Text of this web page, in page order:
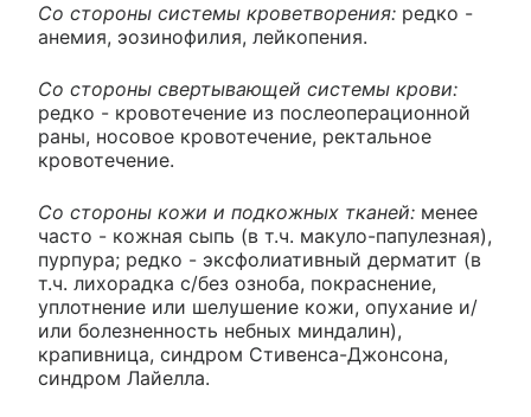
Со стороны системы кроветворения: редко -
анемия, эозинофилия, лейкопения.
Со стороны свертывающей системы крови:
редко - кровотечение из послеоперационной
раны, носовое кровотечение, ректальное
кровотечение.
Со стороны кожи и подкожных тканей: менее
часто - кожная сыпь (в т.ч. макуло-папулезная),
пурпура; редко - эксфолиативный дерматит (в
т.ч. лихорадка с/без озноба, покраснение,
уплотнение или шелушение кожи, опухание и/
или болезненность небных миндалин),
крапивница, синдром Стивенса-Джонсона,
синдром Лайелла.